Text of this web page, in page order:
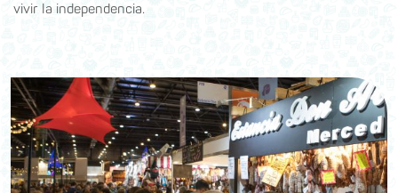
vivir la independencia.